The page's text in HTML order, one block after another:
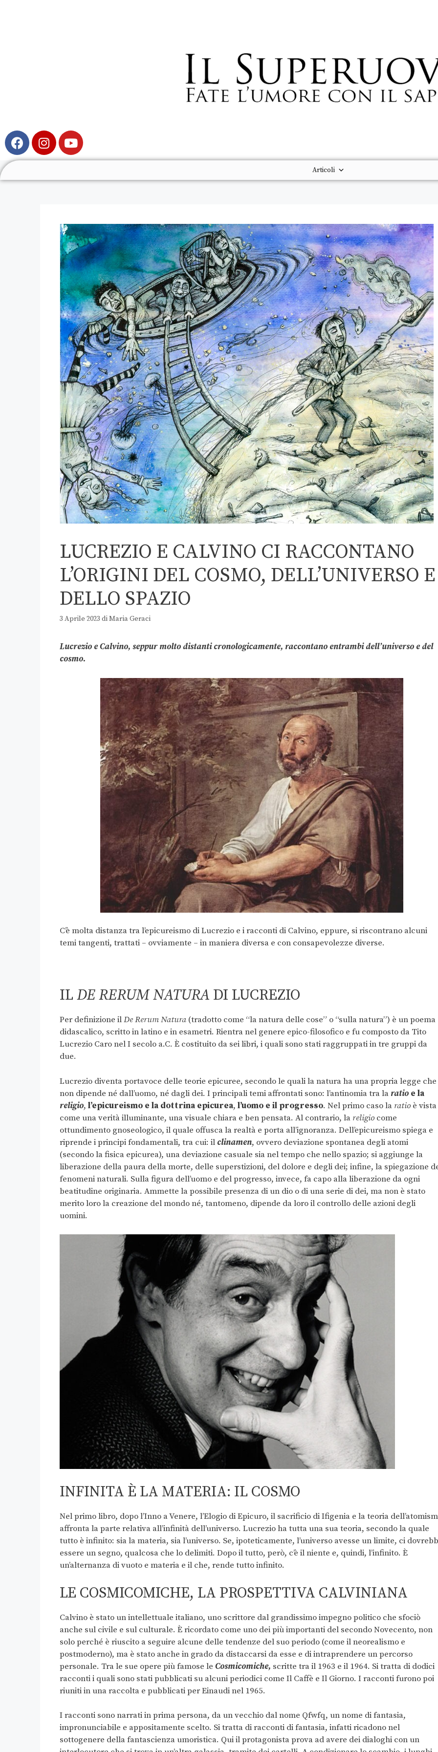
Articoli
LUCREZIO E CALVINO CI RACCONTANO
L’ORIGINI DEL COSMO, DELL’UNIVERSO E
DELLO SPAZIO
3 Aprile 2023 diMaria Geraci
Lucrezio e Calvino, seppur molto distanti cronologicamente, raccontano entrambi dell’universo e del
cosmo.
C’è molta distanza tra l’epicureismo di Lucrezio e i racconti di Calvino, eppure, si riscontrano alcuni
temi tangenti, trattati – ovviamente – in maniera diversa e con consapevolezze diverse.
IL DE RERUM NATURA DI LUCREZIO
Per definizione ilDe Rerum Natura (tradotto come “la natura delle cose” o “sulla natura”) è un poema
didascalico, scritto in latino e in esametri. Rientra nel genere epico-filosofico e fu composto da Tito
Lucrezio Caro nel I secolo a.C. È costituito da sei libri, i quali sono stati raggruppati in tre gruppi da
due.
Lucrezio diventa portavoce delle teorie epicuree, secondo le quali la natura ha una propria legge che
non dipende né dall’uomo, né dagli dei. I principali temi affrontati sono: l’antinomia tra la ratio e la
religio, l’epicureismo e la dottrina epicurea, l’uomo e il progresso. Nel primo caso la ratio è vista
come una verità illuminante, una visuale chiara e ben pensata. Al contrario, la religio come
ottundimento gnoseologico, il quale offusca la realtà e porta all’ignoranza. Dell’epicureismo spiega e
riprende i principi fondamentali, tra cui: ilclinamen, ovvero deviazione spontanea degli atomi
(secondo la fisica epicurea), una deviazione casuale sia nel tempo che nello spazio; si aggiunge la
liberazione della paura della morte, delle superstizioni, del dolore e degli dei; infine, la spiegazione
fenomeni naturali. Sulla figura dell’uomo e del progresso, invece, fa capo alla liberazione da ogni
beatitudine originaria. Ammette la possibile presenza di un dio o di una serie di dei, ma non è stato
merito loro la creazione del mondo né, tantomeno, dipende da loro il controllo delle azioni degli
uomini.
INFINITA È LA MATERIA: IL COSMO
Nel primo libro, dopo l’Inno a Venere, l’Elogio di Epicuro, il sacrificio di Ifigenia e la teoria
affronta la parte relativa all’infinità dell’universo. Lucrezio ha tutta una sua teoria, secondo la quale
tutto è infinito: sia la materia, sia l’universo. Se, ipoteticamente, l’universo avesse un limite, ci
essere un segno, qualcosa che lo delimiti. Dopo il tutto, però, c’è il niente e, quindi, l’infinito. È
un’alternanza di vuoto e materia e il che, rende tutto infinito.
LE COSMICOMICHE, LA PROSPETTIVA CALVINIANA
Calvino è stato un intellettuale italiano, uno scrittore dal grandissimo impegno politico che sfociò
anche sul civile e sul culturale. È ricordato come uno dei più importanti del secondo Novecento, non
solo perché è riuscito a seguire alcune delle tendenze del suo periodo (come il neorealismo e
postmoderno), ma è stato anche in grado da distaccarsi da esse e di intraprendere un percorso
personale. Tra le sue opere più famose le Cosmicomiche, scritte tra il 1963 e il 1964. Si tratta di dodici
racconti i quali sono stati pubblicati su alcuni periodici come Il Caffè e Il Giorno. I racconti furono poi
riuniti in una raccolta e pubblicati per Einaudi nel 1965.
I racconti sono narrati in prima persona, da un vecchio dal nome Qfwfq, un nome di fantasia,
impronunciabile e appositamente scelto. Si tratta di racconti di fantasia, infatti ricadono nel
sottogenere della fantascienza umoristica. Qui il protagonista prova ad avere dei dialoghi con un